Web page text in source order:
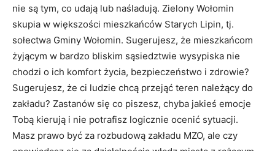
nie są tym, co udają lub naśladują. Zielony Wołomin
skupia w większości mieszkańców Starych Lipin, tj.
sołectwa Gminy Wołomin. Sugerujesz, że mieszkańcom
żyjącym w bardzo bliskim sąsiedztwie wysypiska nie
chodzi o ich komfort życia, bezpieczeństwo i zdrowie?
Sugerujesz, że ci ludzie chcą przejąć teren należący do
zakładu? Zastanów się co piszesz, chyba jakieś emocje
Tobą kierują i nie potrafisz logicznie ocenić sytuacji.
Masz prawo być za rozbudową zakładu MZO, ale czy